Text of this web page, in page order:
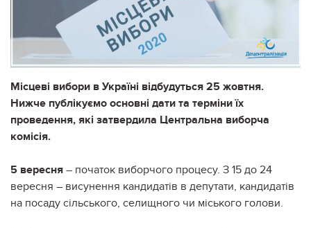
Місцеві вибори в Україні відбудуться 25 жовтня.
Нижче публікуємо основні дати та терміни їх
проведення, які затвердила Центральна виборча
комісія.
5 вересня – початок виборчого процесу. З 15 до 24
вересня – висунення кандидатів в депутати, кандидатів
на посаду сільського, селищного чи міського голови.